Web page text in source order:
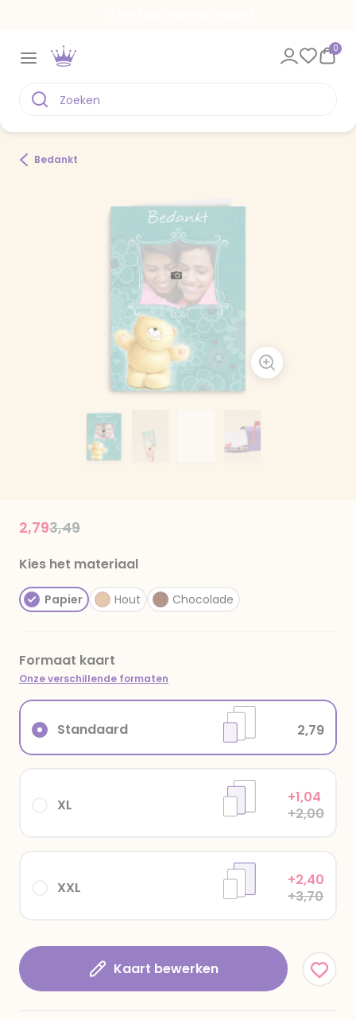
0
Bedankt
Price reduced from
3,49to
2,79
Kies het materiaal
Papier Hout Chocolade
Formaat kaart
Onze verschillende formaten
XXL
+2,40
+3,70
XL
+1,04
+2,00
Standaard 2,79
Kaart bewerken